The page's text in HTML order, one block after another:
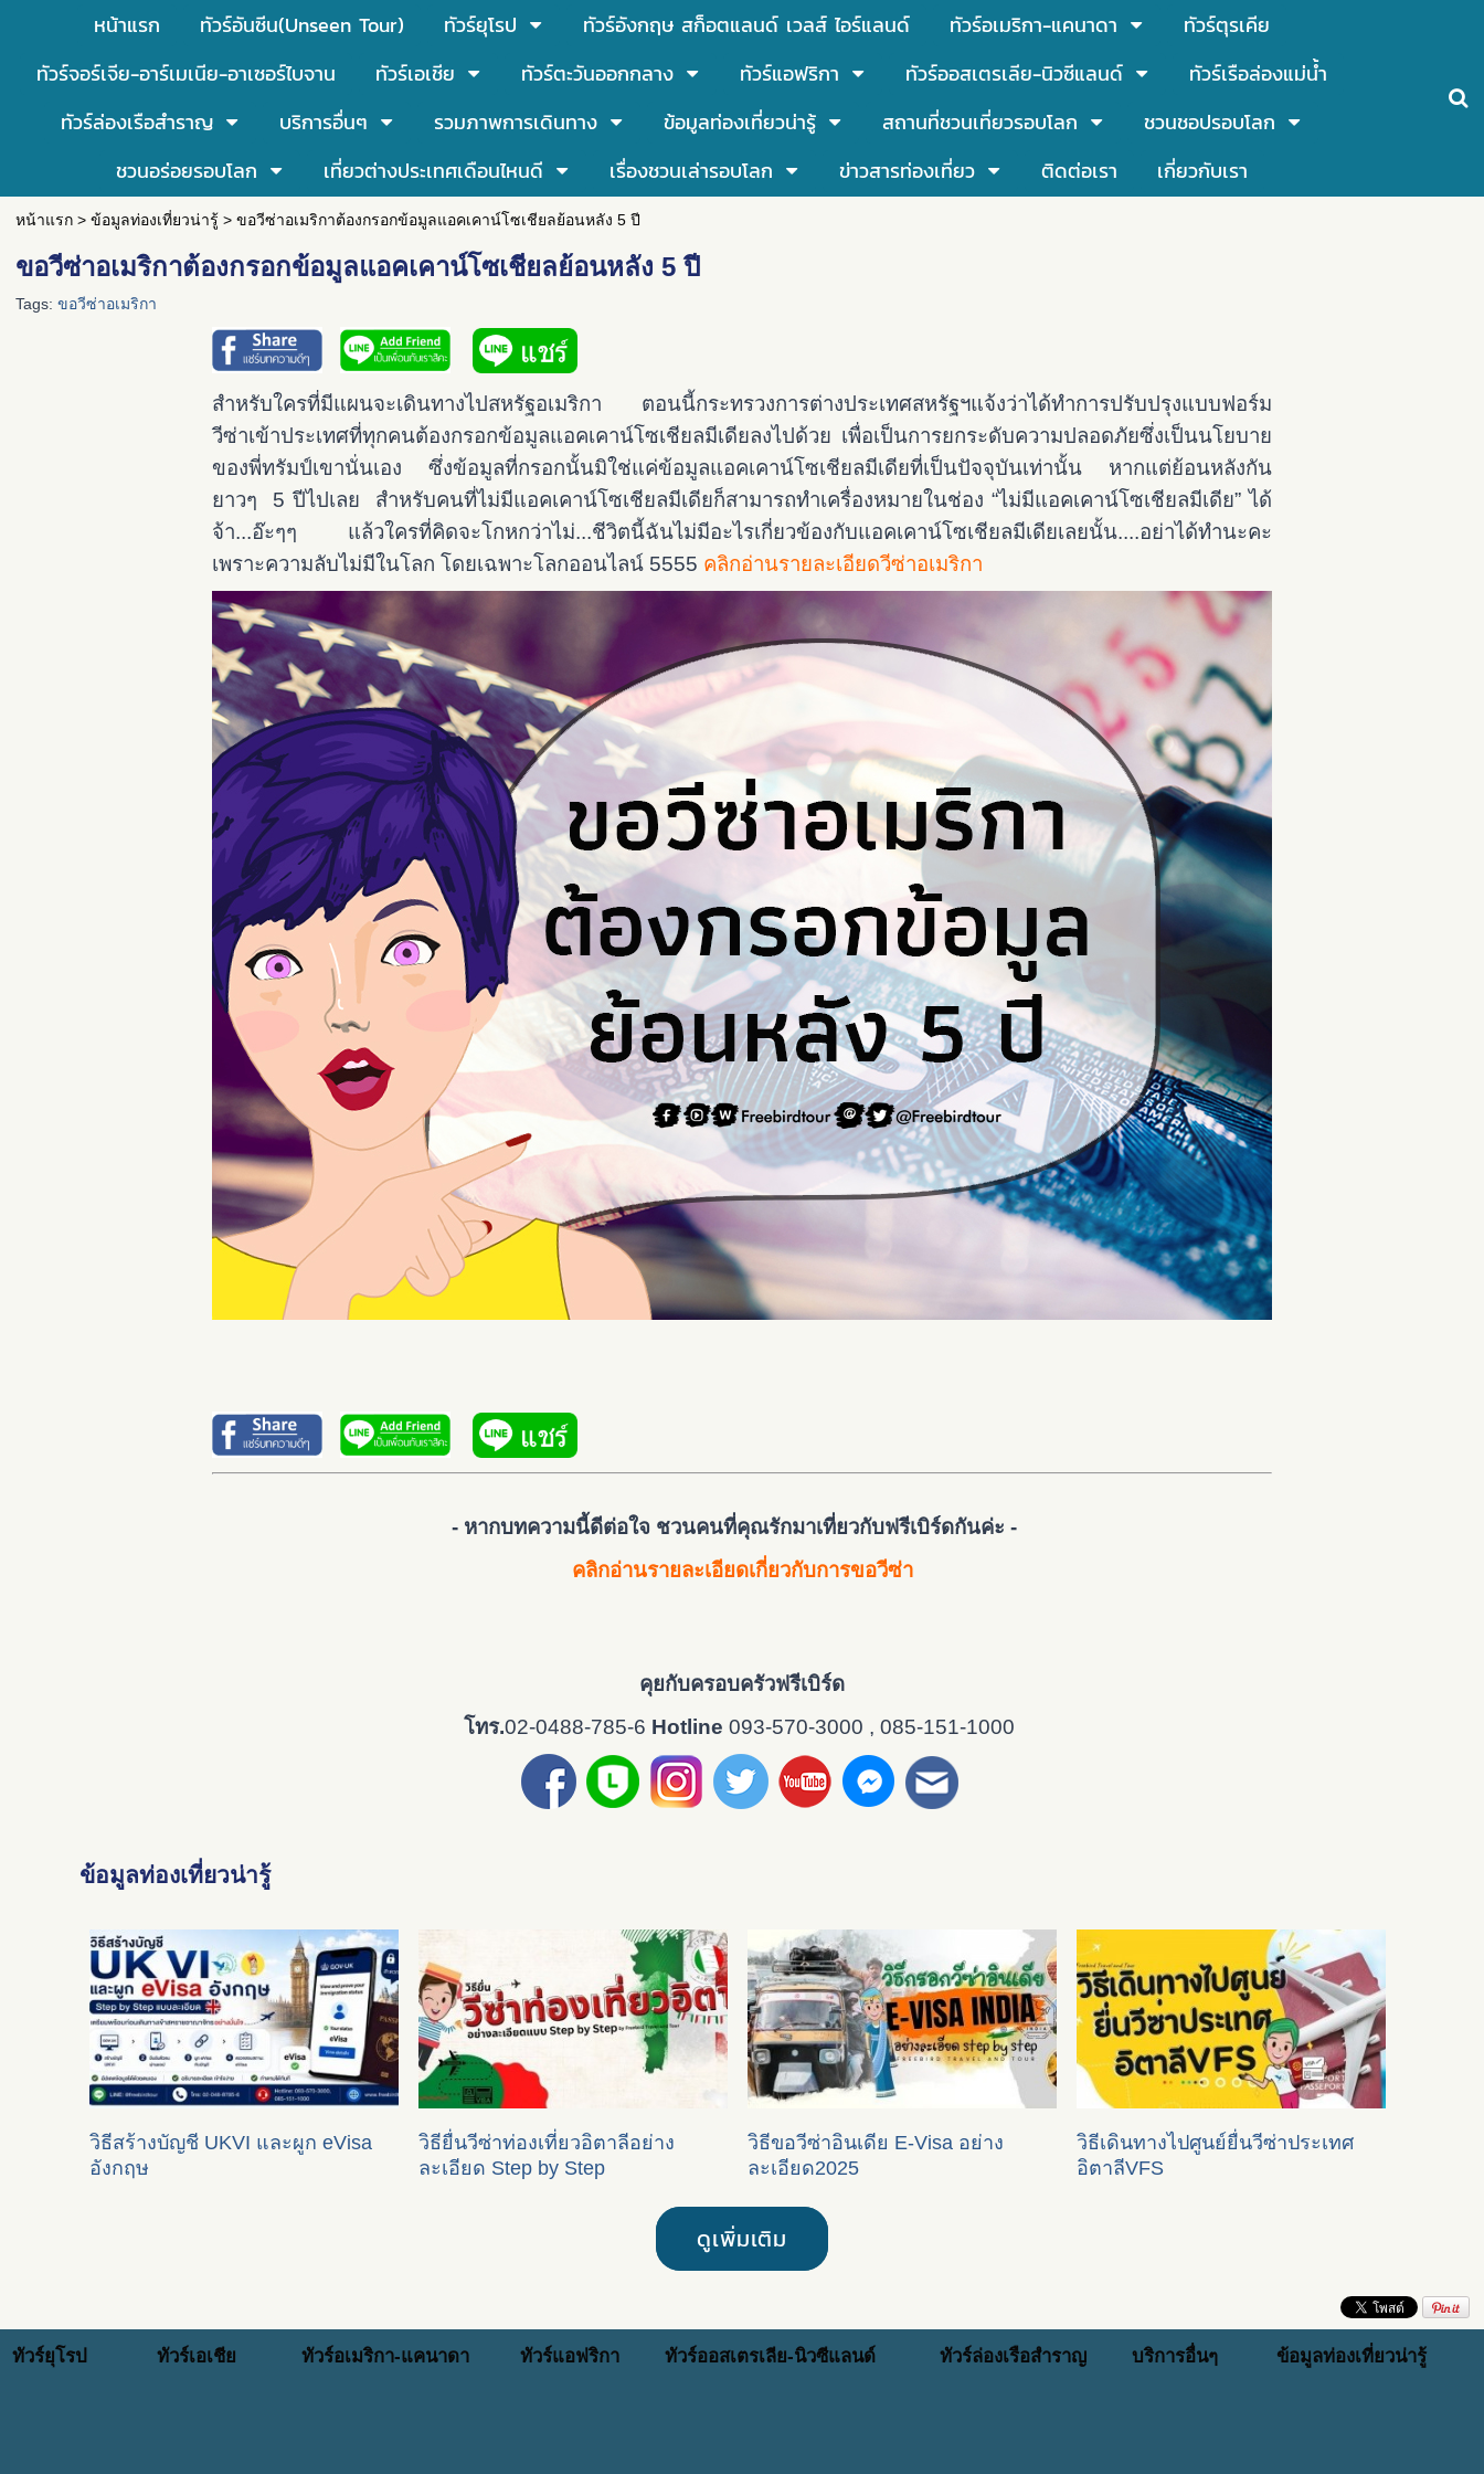
หน้าแรก ทัวร์อันซีน(Unseen Tour) ทัวร์ยุโรป ทัวร์อังกฤษ สก็อตแลนด์ เวลส์ ไอร์แลนด์ ทัวร์อเมริกา-แคนาดา
ทัวร์ตุรเคีย
ทัวร์จอร์เจีย-อาร์เมเนีย-อาเซอร์ไบจาน
ทัวร์เอเชีย ทัวร์ตะวันออกกลาง ทัวร์แอฟริกา ทัวร์ออสเตรเลีย-นิวซีแลนด์
ทัวร์เรือล่องแม่น้ำ
ทัวร์ล่องเรือสำราญ
บริการอื่นๆ รวมภาพการเดินทาง ข้อมูลท่องเที่ยวน่ารู้ สถานที่ชวนเที่ยวรอบโลก
ชวนชอปรอบโลก
ชวนอร่อยรอบโลก
เที่ยวต่างประเทศเดือนไหนดี เรื่องชวนเล่ารอบโลก ข่าวสารท่องเที่ยว ติดต่อเรา เกี่ยวกับเรา
หน้าแรก> ข้อมูลท่องเที่ยวน่ารู้ > ขอวีซ่าอเมริกาต้องกรอกข้อมูลแอคเคาน์โซเชียลย้อนหลัง 5 ปี
ขอวีซ่าอเมริกาต้องกรอกข้อมูลแอคเคาน์โซเชียลย้อนหลัง 5 ปี
Tags: ขอวีซ่าอเมริกา
สำหรับใครที่มีแผนจะเดินทางไปสหรัฐอเมริกา ตอนนี้กระทรวงการต่างประเทศสหรัฐฯแจ้งว่าได้ทำการปรับปรุงแบบฟอร์ม
วีซ่าเข้าประเทศที่ทุกคนต้องกรอกข้อมูลแอคเคาน์โซเชียลมีเดียลงไปด้วย เพื่อเป็นการยกระดับความปลอดภัยซึ่งเป็นนโยบาย
ของพี่ทรัมป์เขานั่นเอง ซึ่งข้อมูลที่กรอกนั้นมิใช่แค่ข้อมูลแอคเคาน์โซเชียลมีเดียที่เป็นปัจจุบันเท่านั้น หากแต่ย้อนหลังกัน
ยาวๆ 5 ปีไปเลย สำหรับคนที่ไม่มีแอคเคาน์โซเชียลมีเดียก็สามารถทำเครื่องหมายในช่อง “ไม่มีแอคเคาน์โซเชียลมีเดีย” ได้
จ้า...อ๊ะๆๆ แล้วใครที่คิดจะโกหกว่าไม่...ชีวิตนี้ฉันไม่มีอะไรเกี่ยวข้องกับแอคเคาน์โซเชียลมีเดียเลยนั้น....อย่าได้ทำนะคะ
เพราะความลับไม่มีในโลก โดยเฉพาะโลกออนไลน์ 5555 คลิกอ่านรายละเอียดวีซ่าอเมริกา
- หากบทความนี้ดีต่อใจ ชวนคนที่คุณรักมาเที่ยวกับฟรีเบิร์ดกันค่ะ -
คลิกอ่านรายละเอียดเกี่ยวกับการขอวีซ่า
คุยกับครอบครัวฟรีเบิร์ด
โทร.02-0488-785-6 Hotline 093-570-3000 , 085-151-1000
ข้อมูลท่องเที่ยวน่ารู้
วิธีสร้างบัญชี UKVI และผูก eVisa
อังกฤษ
วิธียื่นวีซ่าท่องเที่ยวอิตาลีอย่าง
ละเอียด Step by Step
วิธีขอวีซ่าอินเดีย E-Visa อย่าง
ละเอียด2025
วิธีเดินทางไปศูนย์ยื่นวีซ่าประเทศ
อิตาลีVFS
ดูเพิ่มเติม
ทัวร์ยุโรป ทัวร์เอเชีย ทัวร์อเมริกา-แคนาดา ทัวร์แอฟริกา ทัวร์ออสเตรเลีย-นิวซีแลนด์ ทัวร์ล่องเรือสำราญ บริการอื่นๆ ข้อมูลท่องเที่ยวน่ารู้